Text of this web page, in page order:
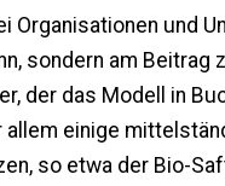
und
sondern am Beitrag
der das Modell in
einige
so etwa der Bio-